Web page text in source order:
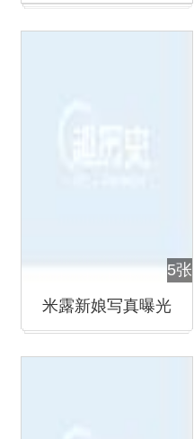
5张
米露新娘写真曝光